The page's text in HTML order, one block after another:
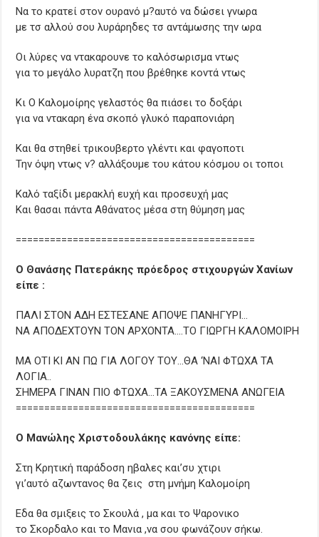
Να το κρατεί στον ουρανό μ?αυτό να δώσει γνωρα
με τσ αλλού σου λυράρηδες τσ αντάμωσης την ωρα
Οι λύρες να ντακαρουνε το καλόσωρισμα ντως
για το μεγάλο λυρατζη που βρέθηκε κοντά ντως
Κι Ο Καλομοίρης γελαστός θα πιάσει το δοξάρι
για να ντακαρη ένα σκοπό γλυκό παραπονιάρη
Και θα στηθεί τρικουβερτο γλέντι και φαγοποτι
Την όψη ντως ν? αλλάξουμε του κάτου κόσμου οι τοποι
Καλό ταξίδι μερακλή ευχή και προσευχή μας
Και θασαι πάντα Αθάνατος μέσα στη θύμηση μας
==========================================
Ο Θανάσης Πατεράκης πρόεδρος στιχουργών Χανίων
είπε :
ΠΑΛΙ ΣΤΟΝ ΑΔΗ ΕΣΤΕΣΑΝΕ ΑΠΟΨΕ ΠΑΝΗΓΥΡΙ…
ΝΑ ΑΠΟΔΕΧΤΟΥΝ ΤΟΝ ΑΡΧΟΝΤΑ….ΤΟ ΓΙΩΡΓΗ ΚΑΛΟΜΟΙΡΗ
ΜΑ ΟΤΙ ΚΙ ΑΝ ΠΩ ΓΙΑ ΛΟΓΟΥ ΤΟΥ…ΘΑ ‘ΝΑΙ ΦΤΩΧΑ ΤΑ
ΛΟΓΙΑ..
ΣΗΜΕΡΑ ΓΙΝΑΝ ΠΙΟ ΦΤΩΧΑ…ΤΑ ΞΑΚΟΥΣΜΕΝΑ ΑΝΩΓΕΙΑ
==========================================
Ο Μανώλης Χριστοδουλάκης κανόνης είπε:
Στη Κρητική παράδοση ηβαλες και’συ χτιρι
γι’αυτό αζωντανος θα ζεις στη μνήμη Καλομοίρη
Εδα θα σμιξεις το Σκουλά , μα και το Ψαρονικο
το Σκορδαλο και το Μανια ,να σου φωνάζουν σήκω.